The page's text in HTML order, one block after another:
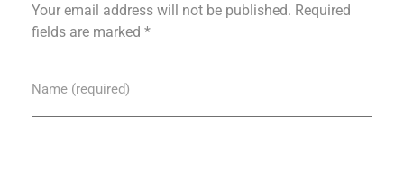
Your email address will not be published. Required
fields are marked *
Name (required)